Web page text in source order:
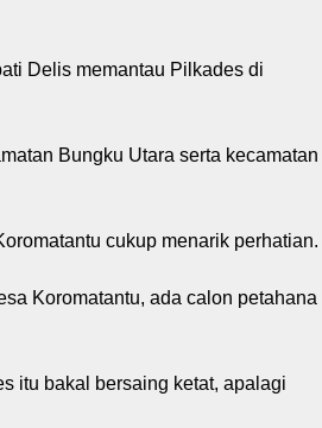
Delis memantau Pilkades di
Bungku Utara serta kecamatan
cukup menarik perhatian.
Koromatantu, ada calon petahana
itu bakal bersaing ketat, apalagi